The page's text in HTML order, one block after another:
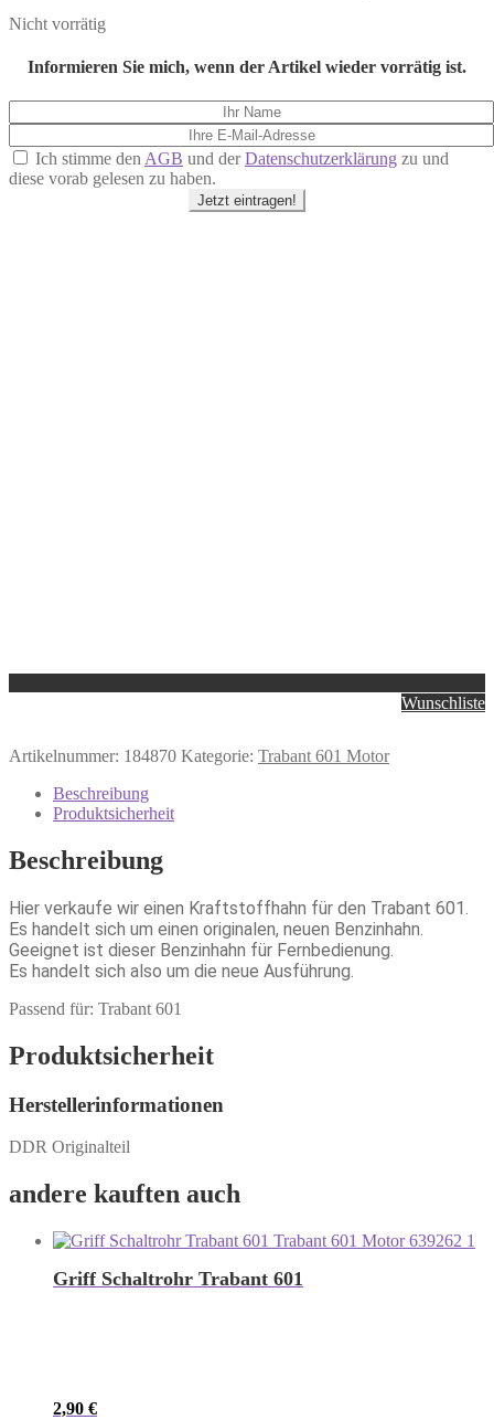
Nicht vorrätig
Informieren Sie mich, wenn der Artikel wieder vorrätig ist.
Ich stimme den AGB und derDatenschutzerklärung zu und
diese vorab gelesen zu haben.
Jetzt eintragen!
Wunschliste
Artikelnummer: 184870 Kategorie: Trabant 601 Motor
Beschreibung
Produktsicherheit
Beschreibung
Hier verkaufe wir einen Kraftstoffhahn für den Trabant 601.
Es handelt sich um einen originalen, neuen Benzinhahn.
Geeignet ist dieser Benzinhahn für Fernbedienung.
Es handelt sich also um die neue Ausführung.
Passend für: Trabant 601
Produktsicherheit
Herstellerinformationen
DDR Originalteil
andere kauften auch
Griff Schaltrohr Trabant 601
2,90 €